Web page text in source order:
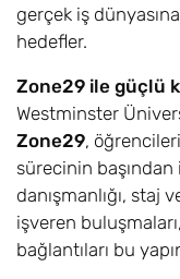
Construction
Management with
Creative
Computing with
Foundation BSc
Creative Media
Arts with
Foundation BA
gerçek iş
hedefler.
Zone29 ile güçlü
Westminster
Zone29,
sürecinin
danışmanlığı, staj
işveren
bağlantıları bu